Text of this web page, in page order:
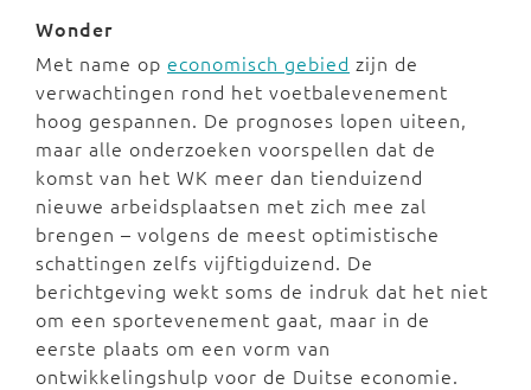
Wonder
Met name op economisch gebied zijn de
verwachtingen rond het voetbalevenement
hoog gespannen. De prognoses lopen uiteen,
maar alle onderzoeken voorspellen dat de
komst van het WK meer dan tienduizend
nieuwe arbeidsplaatsen met zich mee zal
brengen – volgens de meest optimistische
schattingen zelfs vijftigduizend. De
berichtgeving wekt soms de indruk dat het niet
om een sportevenement gaat, maar in de
eerste plaats om een vorm van
ontwikkelingshulp voor de Duitse economie.